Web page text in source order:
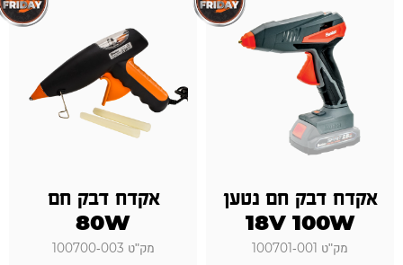
שירות ואחריות
צור קשר
אקדח דבק חם נטען
18V 100W
מק"ט 100701-001
אקדח דבק חם
80W
מק"ט 100700-003